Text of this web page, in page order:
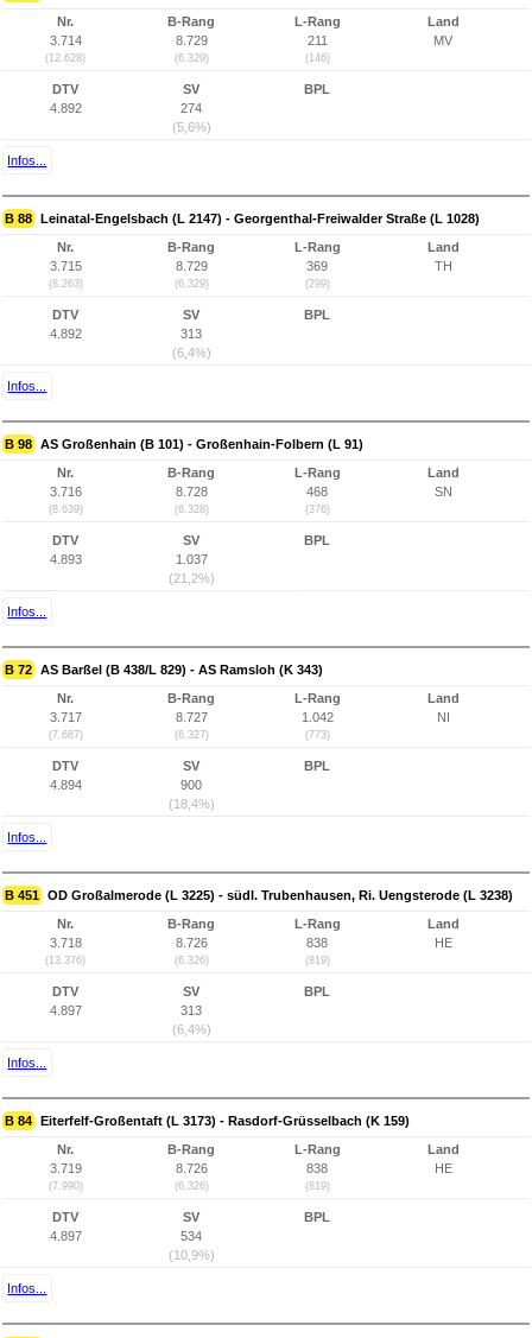
Nr.
3.714
(12.628)
B-Rang
8.729
(6.329)
L-Rang
211
(146)
Land
MV
DTV
4.892
SV
274
(5,6%)
BPL
Infos...
B 88 Leinatal-Engelsbach (L 2147) - Georgenthal-Freiwalder Straße (L 1028)
Nr.
3.715
(8.263)
B-Rang
8.729
(6.329)
L-Rang
369
(299)
Land
TH
DTV
4.892
SV
313
(6,4%)
BPL
Infos...
B 98 AS Großenhain (B 101) - Großenhain-Folbern (L 91)
Nr.
3.716
(8.639)
B-Rang
8.728
(6.328)
L-Rang
468
(376)
Land
SN
DTV
4.893
SV
1.037
(21,2%)
BPL
Infos...
B 72 AS Barßel (B 438/L 829) - AS Ramsloh (K 343)
Nr.
3.717
(7.687)
B-Rang
8.727
(6.327)
L-Rang
1.042
(773)
Land
NI
DTV
4.894
SV
900
(18,4%)
BPL
Infos...
B 451 OD Großalmerode (L 3225) - südl. Trubenhausen, Ri. Uengsterode (L 3238)
Nr.
3.718
(13.376)
B-Rang
8.726
(6.326)
L-Rang
838
(819)
Land
HE
DTV
4.897
SV
313
(6,4%)
BPL
Infos...
B 84 Eiterfelf-Großentaft (L 3173) - Rasdorf-Grüsselbach (K 159)
Nr.
3.719
(7.990)
B-Rang
8.726
(6.326)
L-Rang
838
(819)
Land
HE
DTV
4.897
SV
534
(10,9%)
BPL
Infos...